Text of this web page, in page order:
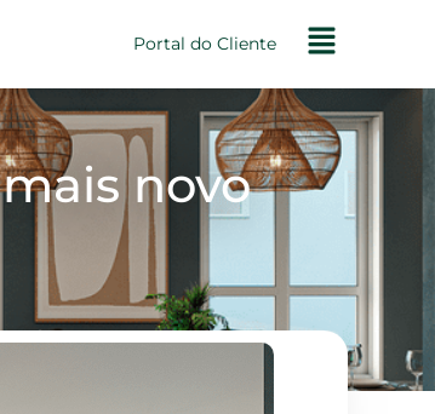
Portal do Cliente
novo